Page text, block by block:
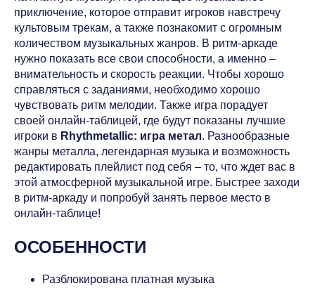
приключение, которое отправит игроков навстречу
культовым трекам, а также познакомит с огромным
количеством музыкальных жанров. В ритм-аркаде
нужно показать все свои способности, а именно –
внимательность и скорость реакции. Чтобы хорошо
справляться с заданиями, необходимо хорошо
чувствовать ритм мелодии. Также игра порадует
своей онлайн-таблицей, где будут показаны лучшие
игроки в Rhythmetallic: игра метал. Разнообразные
жанры металла, легендарная музыка и возможность
редактировать плейлист под себя – то, что ждет вас в
этой атмосферной музыкальной игре. Быстрее заходи
в ритм-аркаду и попробуй занять первое место в
онлайн-таблице!
ОСОБЕННОСТИ
Разблокирована платная музыка